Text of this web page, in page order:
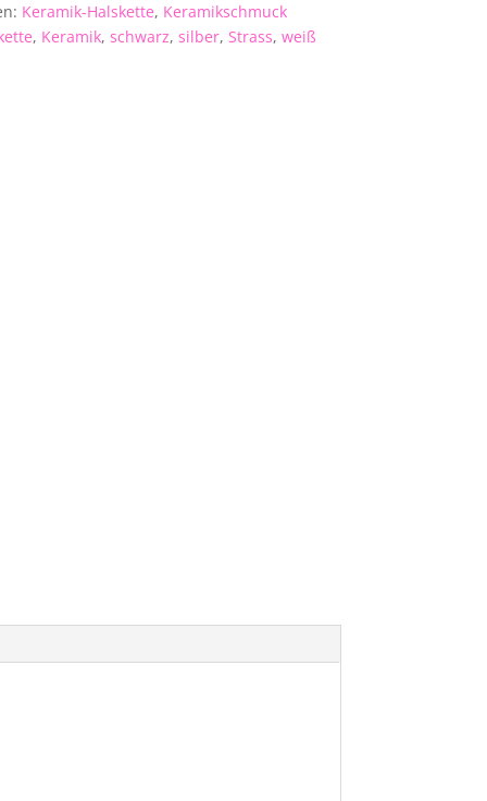
Keramik-Halskette, Keramikschmuck
, Keramik, schwarz, silber, Strass, weiß